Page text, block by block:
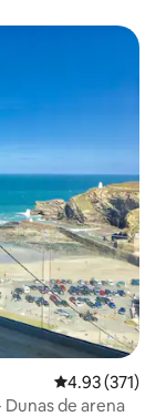
Calificación
4.93 (371)
de arena